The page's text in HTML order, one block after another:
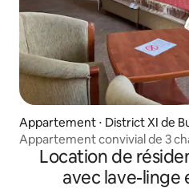
Appartement ⋅ District XI de
Appartement convivial de 3
central
Location de
avec lave-linge